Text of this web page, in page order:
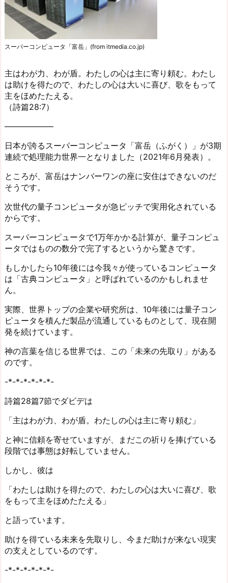
スーパーコンピュータ「富岳」(from itmedia.co.jp)
主はわが力、わが盾。わたしの心は主に寄り頼む。わたし
は助けを得たので、わたしの心は大いに喜び、歌をもって
主をほめたたえる。
（詩篇28:7）
——————
日本が誇るスーパーコンピュータ「富岳（ふがく）」が3期
連続で処理能力世界一となりました（2021年6月発表）。
ところが、富岳はナンバーワンの座に安住はできないのだ
そうです。
次世代の量子コンピュータが急ピッチで実用化されている
からです。
スーパーコンピュータで1万年かかる計算が、量子コンピュ
ータではものの数分で完了するというから驚きです。
もしかしたら10年後には今我々が使っているコンピュータ
は「古典コンピュータ」と呼ばれているのかもしれませ
ん。
実際、世界トップの企業や研究所は、10年後には量子コン
ピュータを積んだ製品が流通しているものとして、現在開
発を続けています。
神の言葉を信じる世界では、この「未来の先取り」がある
のです。
-*-*-*-*-*-*-
詩篇28篇7節でダビデは
「主はわが力、わが盾。わたしの心は主に寄り頼む」
と神に信頼を寄せていますが、まだこの祈りを捧げている
段階では事態は好転していません。
しかし、彼は
「わたしは助けを得たので、わたしの心は大いに喜び、歌
をもって主をほめたたえる」
と語っています。
助けを得ている未来を先取りし、今まだ助けが来ない現実
の支えとしているのです。
-*-*-*-*-*-*-